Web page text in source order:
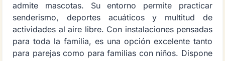
admite mascotas. Su entorno permite practicar
senderismo, deportes acuáticos y multitud de
actividades al aire libre. Con instalaciones pensadas
para toda la familia, es una opción excelente tanto
para parejas como para familias con niños. Dispone